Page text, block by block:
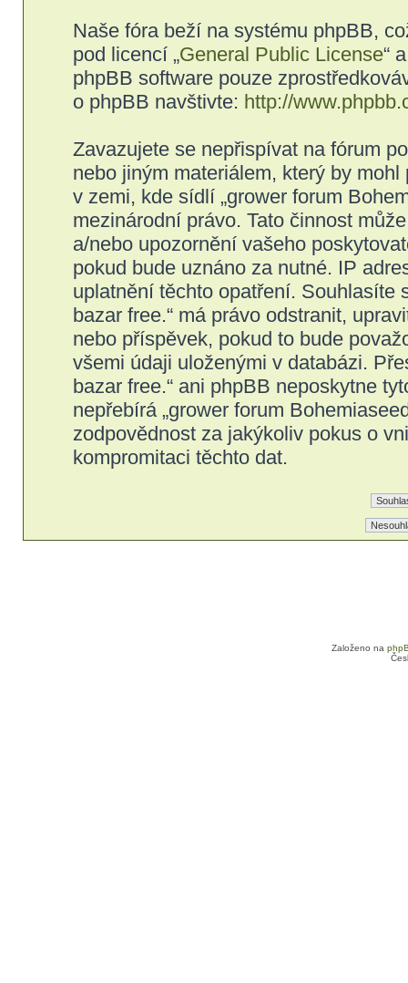
Naše fóra beží na systému phpBB,
pod licencí „General Public License“
phpBB software pouze
o phpBB navštivte: http://
Zavazujete se nepřispívat na fórum
nebo jiným materiálem, který by
v zemi, kde sídlí „grower forum
mezinárodní právo. Tato činnost
a/nebo upozornění vašeho
pokud bude uznáno za nutné. IP
uplatnění těchto opatření. Souhlasíte
bazar free.“ má právo odstranit,
nebo příspěvek, pokud to bude
všemi údaji uloženými v databázi.
bazar free.“ ani phpBB neposkytne
nepřebírá „grower forum
zodpovědnost za jakýkoliv pokus o
kompromitaci těchto dat.
Založeno na